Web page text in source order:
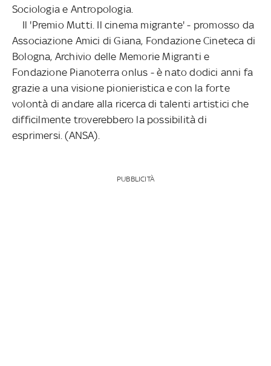
Sociologia e Antropologia.
Il 'Premio Mutti. Il cinema migrante' - promosso da
Associazione Amici di Giana, Fondazione Cineteca di
Bologna, Archivio delle Memorie Migranti e
Fondazione Pianoterra onlus - è nato dodici anni fa
grazie a una visione pionieristica e con la forte
volontà di andare alla ricerca di talenti artistici che
difficilmente troverebbero la possibilità di
esprimersi. (ANSA).
PUBBLICITÀ